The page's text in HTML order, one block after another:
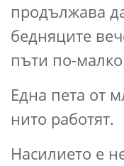
продължава
бедняците
пъти по-малко
Една пета от
нито работят.
Насилието е